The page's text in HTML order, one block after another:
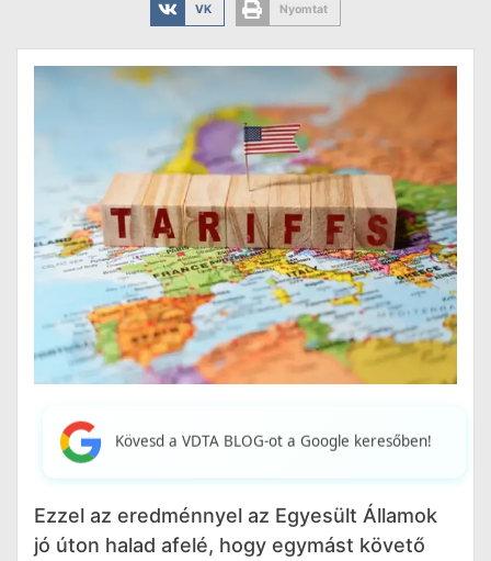
VK Nyomtat
Kövesd a VDTA BLOG-ot a Google keresőben!
Ezzel az eredménnyel az Egyesült Államok
jó úton halad afelé, hogy egymást követő